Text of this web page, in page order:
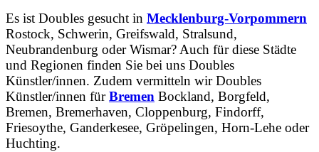
Es ist Doubles gesucht in Mecklenburg-Vorpommern
Rostock, Schwerin, Greifswald, Stralsund,
Neubrandenburg oder Wismar? Auch für diese Städte
und Regionen finden Sie bei uns Doubles
Künstler/innen. Zudem vermitteln wir Doubles
Künstler/innen fürBremen Bockland, Borgfeld,
Bremen, Bremerhaven, Cloppenburg, Findorff,
Friesoythe, Ganderkesee, Gröpelingen, Horn-Lehe oder
Huchting.